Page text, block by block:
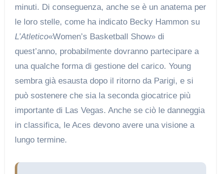
minuti. Di conseguenza, anche se è un anatema per
le loro stelle, come ha indicato Becky Hammon su
L’Atletico«Women’s Basketball Show» di
quest’anno, probabilmente dovranno partecipare a
una qualche forma di gestione del carico. Young
sembra già esausta dopo il ritorno da Parigi, e si
può sostenere che sia la seconda giocatrice più
importante di Las Vegas. Anche se ciò le danneggia
in classifica, le Aces devono avere una visione a
lungo termine.